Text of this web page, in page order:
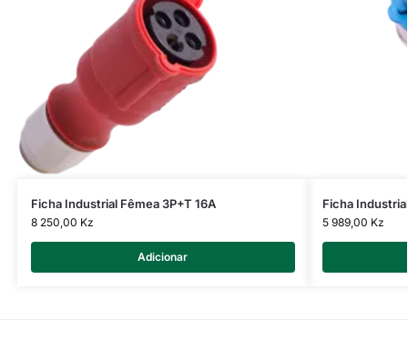
Ficha Industrial Fêmea 3P+T 16A
8 250,00 Kz
Adicionar
Ficha
5 989,00 Kz